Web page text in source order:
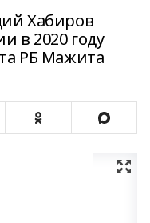
Хабиров
в 2020 году
РБ Мажита